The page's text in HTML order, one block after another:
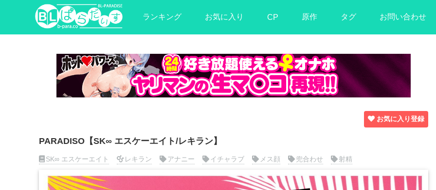
ランキング お気に入り CP 原作 タグ お問い合わせ
お気に入り登録
PARADISO【SK∞ エスケーエイト/レキラン】
SK∞ エスケーエイト レキラン アナニー イチャラブ メス顔 兜合わせ 射精